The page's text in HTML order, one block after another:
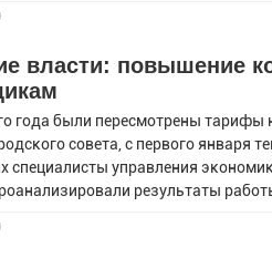
власти: повышение
года были пересмотрены
совета, с первого
специалисты управления
результаты